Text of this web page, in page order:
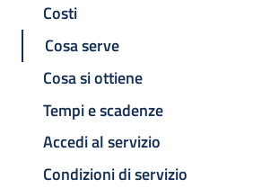
Costi
Cosa serve
Cosa si ottiene
Tempi e scadenze
Accedi al servizio
Condizioni di servizio